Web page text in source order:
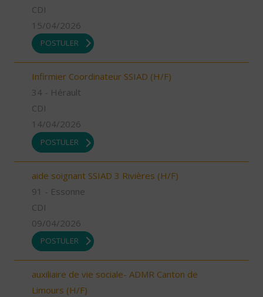
CDI
15/04/2026
POSTULER
Infirmier Coordinateur SSIAD (H/F)
34 - Hérault
CDI
14/04/2026
POSTULER
aide soignant SSIAD 3 Rivières (H/F)
91 - Essonne
CDI
09/04/2026
POSTULER
auxiliaire de vie sociale- ADMR Canton de
Limours (H/F)